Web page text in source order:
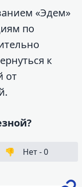
«Эдем»
по
к
от
👎 Нет -0